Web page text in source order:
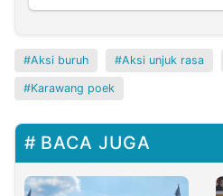
Aksi buruh Aksi unjuk rasa
Karawang poek
BACA JUGA